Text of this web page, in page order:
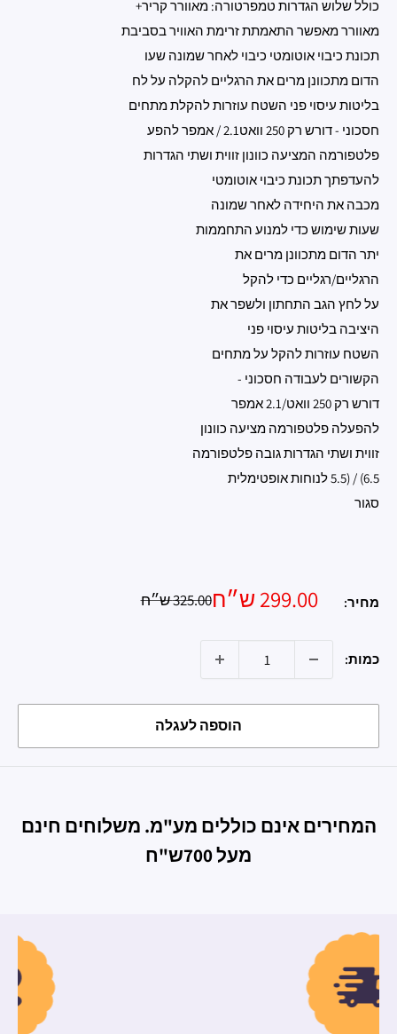
כולל שלוש הגדרות טמפרטורה: מאוורר קריר+
מאוורר מאפשר התאמתת זרימת האוויר בסביבת
תכונת כיבוי אוטומטי כיבוי לאחר שמונה שעו
הדום מתכוונן מרים את הרגליים להקלה על לח
בליטות עיסוי פני השטח עוזרות להקלת מתחים
חסכוני - דורש רק 250 וואט2.1 / אמפר להפע
פלטפורמה המציעה כוונון זווית ושתי הגדרות
להעדפתך תכונת כיבוי אוטומטי
מכבה את היחידה לאחר שמונה
שעות שימוש כדי למנוע התחממות
יתר הדום מתכוונן מרים את
הרגליים/רגליים כדי להקל
על לחץ הגב התחתון ולשפר את
היציבה בליטות עיסוי פני
השטח עוזרות להקל על מתחים
הקשורים לעבודה חסכוני -
דורש רק 250 וואט/2.1 אמפר
להפעלה פלטפורמה מציעה כוונון
זווית ושתי הגדרות גובה פלטפורמה
6.5) / (5.5 לנוחות אופטימלית
סגור
מחיר: מחיר
299.00 ש״ח מחיר
325.00 ש״ח
כמות:
הוספה לעגלה
המחירים אינם כוללים מע"מ. משלוחים חינם
מעל 700ש"ח